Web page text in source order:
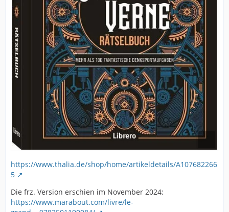
https://www.thalia.de/shop/home/artikeldetails/A107682266
5
Die frz. Version erschien im November 2024:
https://www.marabout.com/livre/le-